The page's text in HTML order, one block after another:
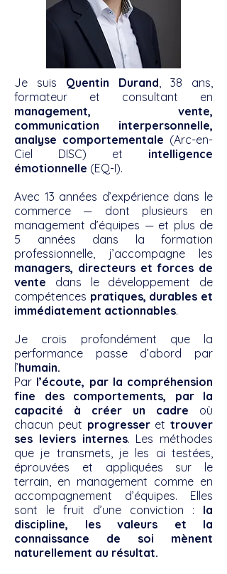
Je suis Quentin Durand, 38 ans,
formateur et consultant en
management, vente,
communication interpersonnelle,
analyse comportementale (Arc-en-
Ciel DISC) et intelligence
émotionnelle (EQ-I).
Avec 13 années d’expérience dans le
commerce — dont plusieurs en
management d’équipes — et plus de
5 années dans la formation
professionnelle, j’accompagne les
managers, directeurs et forces de
vente dans le développement de
compétences pratiques, durables et
immédiatement actionnables.
Je crois profondément que la
performance passe d’abord par
l’humain.
Par l’écoute, par la compréhension
fine des comportements, par la
capacité à créer un cadre où
chacun peut progresseret trouver
ses leviers internes. Les méthodes
que je transmets, je les ai testées,
éprouvées et appliquées sur le
terrain, en management comme en
accompagnement d’équipes. Elles
sont le fruit d’une conviction : la
discipline, les valeurs et la
connaissance de soi mènent
naturellement au résultat.